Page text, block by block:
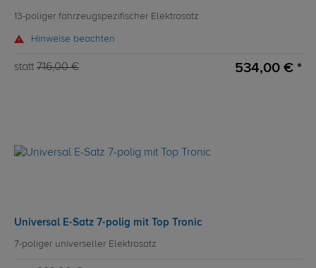
13-poliger fahrzeugspezifischer Elektrosatz
Hinweise beachten
statt 716,00 € 534,00 € *
Universal E-Satz 7-polig mit Top Tronic
7-poliger universeller Elektrosatz